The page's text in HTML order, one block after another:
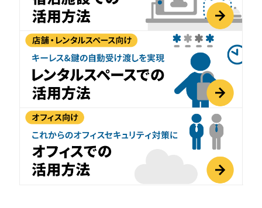
SADIOT ROOM
製品の比較
事例インタビュー
宿泊施設
レンタルスペース
店舗
オフィス
北海道
東北
関東
中部
近畿